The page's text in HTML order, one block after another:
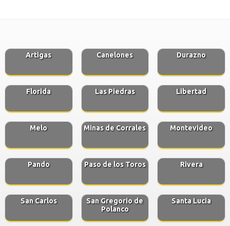
Artigas Canelones Durazno
Florida Las Piedras Libertad
Melo Minas de Corrales Montevideo
Pando Paso de los Toros Rivera
San Carlos
San Gregorio de
Polanco
Santa Lucia